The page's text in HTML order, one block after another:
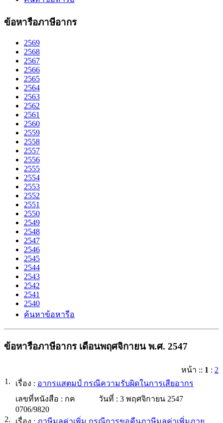
ข้อหารือภาษีอากร
2569
2568
2567
2566
2565
2564
2563
2562
2561
2560
2559
2558
2557
2556
2555
2554
2553
2552
2551
2550
2549
2548
2547
2546
2545
2544
2543
2542
2541
2540
ค้นหาข้อหารือ
ข้อหารือภาษีอากร เดือนพฤศจิกายน พ.ศ. 2547
หน้า :: 1 : 2
1.
เรื่อง : อากรแสตมป์ กรณีความรับผิดในการเสียอากร
เลขที่หนังสือ : กค
0706/9820
วันที่ : 3 พฤศจิกายน 2547
2. เรื่อง : ภาษีมูลค่าเพิ่ม กรณีการขอคืนภาษีมูลค่าเพิ่มภาย